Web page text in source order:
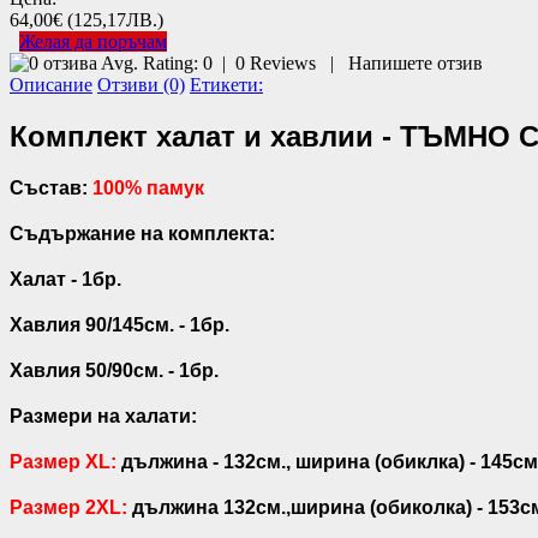
64,00€ (125,17ЛВ.)
Желая да поръчам
Avg. Rating: 0 | 0 Reviews | Напишете отзив
Описание Отзиви (0) Етикети:
Комплект халат и хавлии - ТЪМНО
Състав: 100% памук
Съдържание на комплекта:
Халат - 1бр.
Хавлия 90/145см. - 1бр.
Хавлия 50/90см. - 1бр.
Размери на халати:
Размер XL: дължина - 132см., ширина (обиклка) -
Размер 2XL: дължина 132см.,ширина (обиколка) -